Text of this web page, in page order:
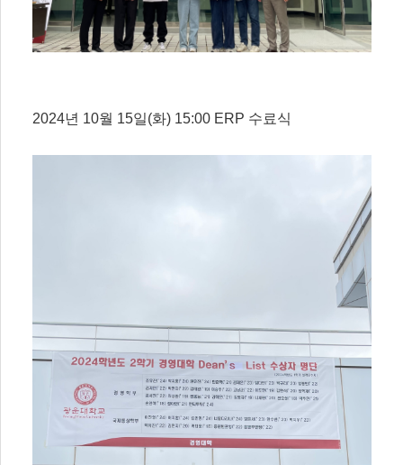
2024년 10월 15일(화) 15:00 ERP 수료식